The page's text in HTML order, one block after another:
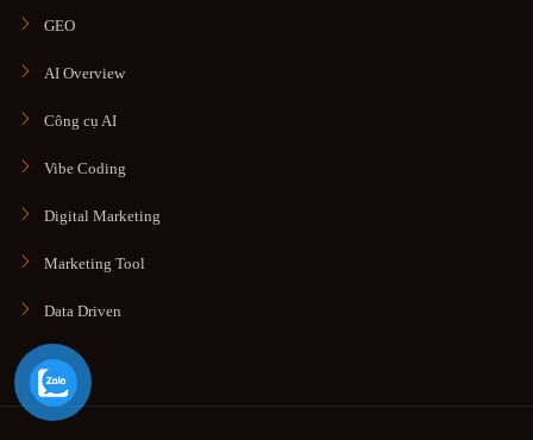
GEO
AI Overview
Công cụ AI
Vibe Coding
Digital Marketing
Marketing Tool
Data Driven